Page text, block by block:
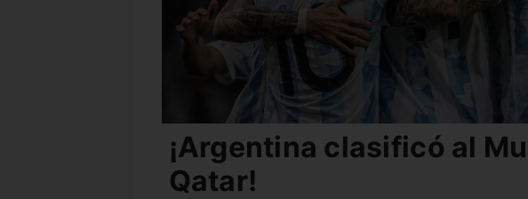
¡Argentina clasificó al
Qatar!